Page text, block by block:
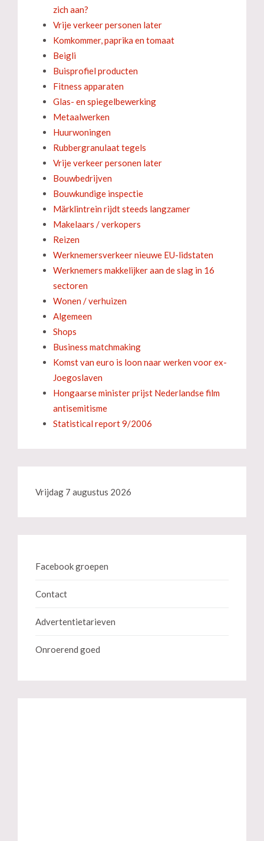
zich aan?
Vrije verkeer personen later
Komkommer, paprika en tomaat
Beigli
Buisprofiel producten
Fitness apparaten
Glas- en spiegelbewerking
Metaalwerken
Huurwoningen
Rubbergranulaat tegels
Vrije verkeer personen later
Bouwbedrijven
Bouwkundige inspectie
Märklintrein rijdt steeds langzamer
Makelaars / verkopers
Reizen
Werknemersverkeer nieuwe EU-lidstaten
Werknemers makkelijker aan de slag in 16
sectoren
Wonen / verhuizen
Algemeen
Shops
Business matchmaking
Komst van euro is loon naar werken voor ex-
Joegoslaven
Hongaarse minister prijst Nederlandse film
antisemitisme
Statistical report 9/2006
Vrijdag 7 augustus 2026
Facebook groepen
Contact
Advertentietarieven
Onroerend goed